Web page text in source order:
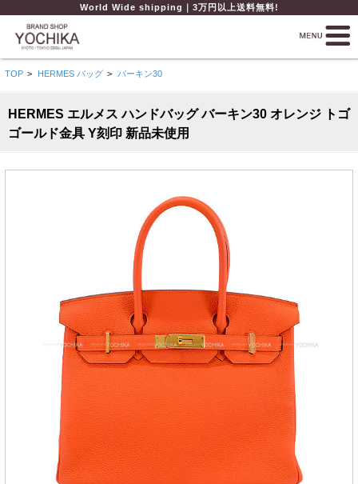
World Wide shipping｜3万円以上送料無料!
TOP > HERMES バッグ > バーキン30
HERMES エルメス ハンドバッグ バーキン30 オレンジ トゴ
ゴールド金具 Y刻印 新品未使用